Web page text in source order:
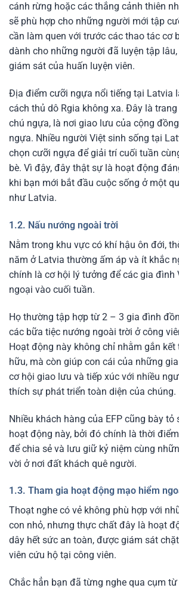
cánh rừng hoặc các thắng cảnh thiên
sẽ phù hợp cho những người mới tập
cần làm quen với trước các thao tác cơ
dành cho những người đã luyện tập
giám sát của huấn luyện viên.
Địa điểm cưỡi ngựa nổi tiếng tại Latvia
cách thủ dô Rgia không xa. Đây là
chú ngựa, là nơi giao lưu của cộng
ngựa. Nhiều người Việt sinh sống tại
chọn cưỡi ngựa để giải trí cuối tuần
bè. Vì đậy, đây thật sự là hoạt động
khi bạn mới bắt đầu cuộc sống ở một
như Latvia.
1.2. Nấu nướng ngoài trời
Nằm trong khu vực có khí hậu ôn đới,
năm ở Latvia thường ấm áp và ít khắc
chính là cơ hội lý tưởng để các gia đình
ngoại vào cuối tuần.
Họ thường tập hợp từ 2 – 3 gia đình
các bữa tiệc nướng ngoài trời ở công
Hoạt động này không chỉ nhằm gắn kết
hữu, mà còn giúp con cái của những
cơ hội giao lưu và tiếp xúc với nhiều
thích sự phát triển toàn diện của chúng.
Nhiều khách hàng của EFP cũng bày
hoạt động này, bởi đó chính là thời
để chia sẻ và lưu giữ kỷ niệm cùng
vời ở nơi đất khách quê người.
1.3. Tham gia hoạt động mạo hiểm
Thoạt nghe có vẻ không phù hợp với
con nhỏ, nhưng thực chất đây là hoạt
dây hết sức an toàn, được giám sát
viên cứu hộ tại công viên.
Chắc hẳn bạn đã từng nghe qua cụm từ